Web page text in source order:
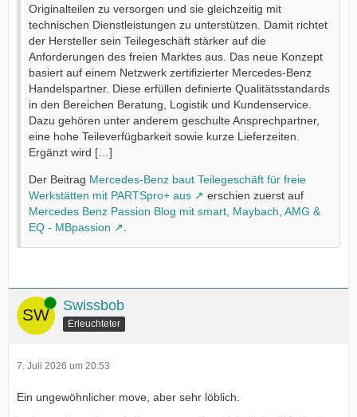
Originalteilen zu versorgen und sie gleichzeitig mit
technischen Dienstleistungen zu unterstützen. Damit richtet
der Hersteller sein Teilegeschäft stärker auf die
Anforderungen des freien Marktes aus. Das neue Konzept
basiert auf einem Netzwerk zertifizierter Mercedes-Benz
Handelspartner. Diese erfüllen definierte Qualitätsstandards
in den Bereichen Beratung, Logistik und Kundenservice.
Dazu gehören unter anderem geschulte Ansprechpartner,
eine hohe Teileverfügbarkeit sowie kurze Lieferzeiten.
Ergänzt wird […]
Der Beitrag Mercedes-Benz baut Teilegeschäft für freie
Werkstätten mit PARTSpro+ aus
erschien zuerst auf
Mercedes Benz Passion Blog mit smart, Maybach, AMG &
EQ - MBpassion
Online Swissbob
Erleuchteter
7. Juli 2026 um 20:53
Ein ungewöhnlicher move, aber sehr löblich.